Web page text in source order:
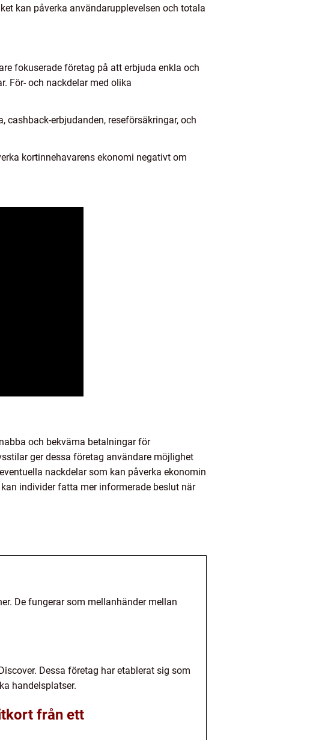
kan påverka användarupplevelsen och totala
fokuserade företag på att erbjuda enkla och
För- och nackdelar med olika
erbjudanden, reseförsäkringar, och
kortinnehavarens ekonomi negativt om
och bekväma betalningar för
ger dessa företag användare möjlighet
nackdelar som kan påverka ekonomin
individer fatta mer informerade beslut när
De fungerar som mellanhänder mellan
Dessa företag har etablerat sig som
handelsplatser.
från ett